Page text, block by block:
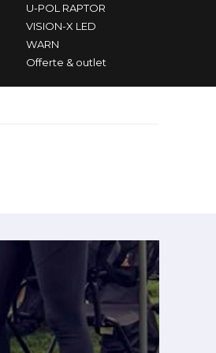
U-POL RAPTOR
VISION-X LED
WARN
Offerte & outlet